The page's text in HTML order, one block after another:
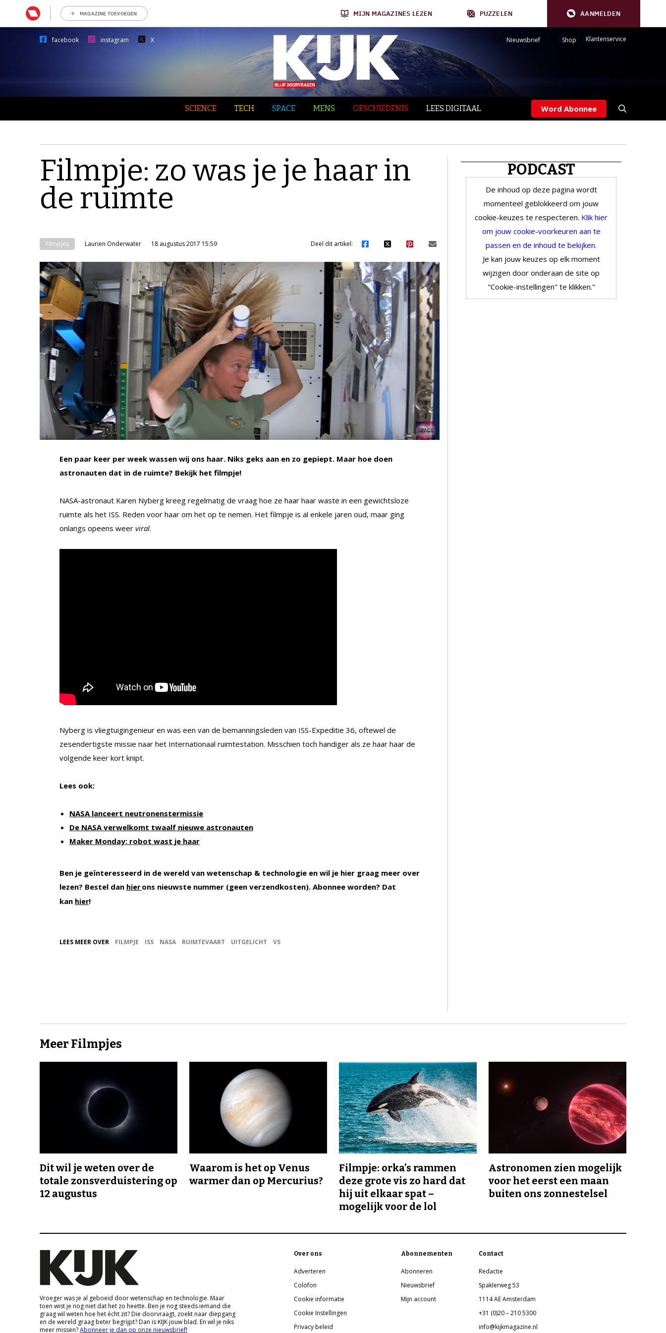
MAGAZINE TOEVOEGEN MIJN MAGAZINES LEZEN PUZZELEN AANMELDEN
facebook instagram X Nieuwsbrief Shop Klantenservice
SCIENCE TECH SPACE MENS GESCHIEDENIS LEES DIGITAAL Word Abonnee
Filmpje: zo was je je haar in
de ruimte
Filmpjes Laurien Onderwater 18 augustus 2017 15:59 Deel dit artikel:
Een paar keer per week wassen wij ons haar. Niks geks aan en zo gepiept. Maar hoe doen
astronauten dat in de ruimte? Bekijk het filmpje!
NASA-astronaut Karen Nyberg kreeg regelmatig de vraag hoe ze haar haar waste in een gewichtsloze
ruimte als het ISS. Reden voor haar om het op te nemen. Het filmpje is al enkele jaren oud, maar ging
onlangs opeens weer viral.
Nyberg is vliegtuigingenieur en was een van de bemanningsleden van ISS-Expeditie 36, oftewel de
zesendertigste missie naar het Internationaal ruimtestation. Misschien toch handiger als ze haar haar de
volgende keer kort knipt.
Lees ook:
NASA lanceert neutronenstermissie
De NASA verwelkomt twaalf nieuwe astronauten
Maker Monday: robot wast je haar
Ben je geïnteresseerd in de wereld van wetenschap & technologie en wil je hier graag meer over
lezen? Bestel dan hier ons nieuwste nummer (geen verzendkosten). Abonnee worden? Dat
kan hier!
LEES MEER OVER FILMPJE ISS NASA RUIMTEVAART UITGELICHT VS
PODCAST
De inhoud op deze pagina wordt
momenteel geblokkeerd om jouw
cookie-keuzes te respecteren. Klik hier
om jouw cookie-voorkeuren aan te
passen en de inhoud te bekijken.
Je kan jouw keuzes op elk moment
wijzigen door onderaan de site op
"Cookie-instellingen" te klikken."
Meer Filmpjes
Dit wil je weten over de
totale zonsverduistering op
12 augustus
Waarom is het op Venus
warmer dan op Mercurius?
Filmpje: orka’s rammen
deze grote vis zo hard dat
hij uit elkaar spat –
mogelijk voor de lol
Astronomen zien mogelijk
voor het eerst een maan
buiten ons zonnestelsel
Vroeger was je al geboeid door wetenschap en technologie. Maar
toen wist je nog niet dat het zo heette. Ben je nog steeds iemand die
graag wil weten hoe het écht zit? Die doorvraagt, zoekt naar diepgang
en de wereld graag beter begrijpt? Dan is KIJK jouw blad. En wil je niks
meer missen?Abonneer je dan op onze nieuwsbrief!
Over ons
Adverteren
Colofon
Cookie informatie
Cookie Instellingen
Privacy beleid
Abonnementen
Abonneren
Nieuwsbrief
Mijn account
Contact
Redactie
Spaklerweg 53
1114 AE Amsterdam
+31 (0)20 – 210 5300
info@kijkmagazine.nl